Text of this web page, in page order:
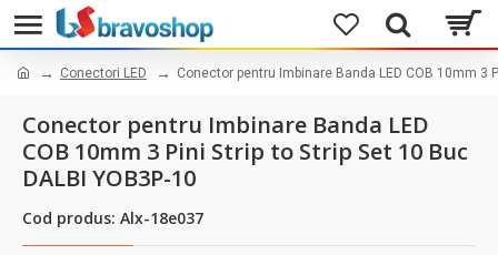
Conectori LED Conector pentru Imbinare Banda LED COB 10mm 3
Conector pentru Imbinare Banda LED
COB 10mm 3 Pini Strip to Strip Set 10 Buc
DALBI YOB3P-10
Cod produs: Alx-18e037